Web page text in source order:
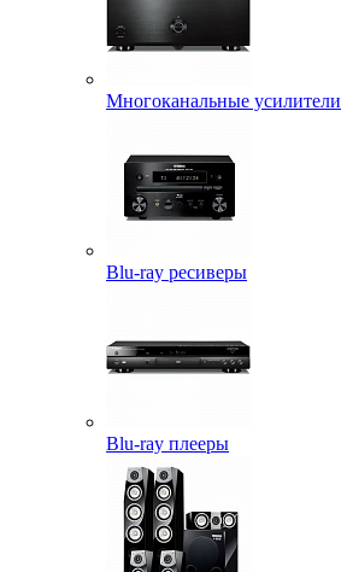
Многоканальные усилители
Blu-ray ресиверы
Blu-ray плееры